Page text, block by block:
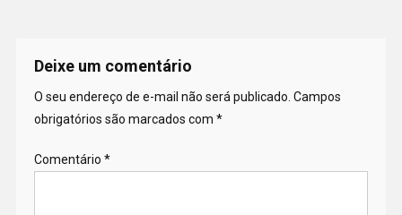
Deixe um comentário
O seu endereço de e-mail não será publicado. Campos
obrigatórios são marcados com *
Comentário *